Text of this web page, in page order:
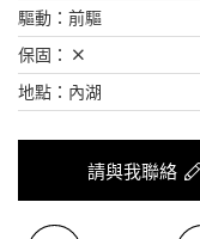
驅動： 前驅
保固：
地點： 內湖
請與我聯絡